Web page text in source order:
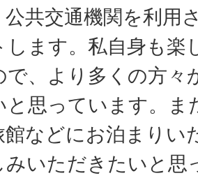
共交通機関を利用
します。私自身も楽
で、より多くの方々
と思っています。ま
館などにお泊まりい
みいただきたいと思